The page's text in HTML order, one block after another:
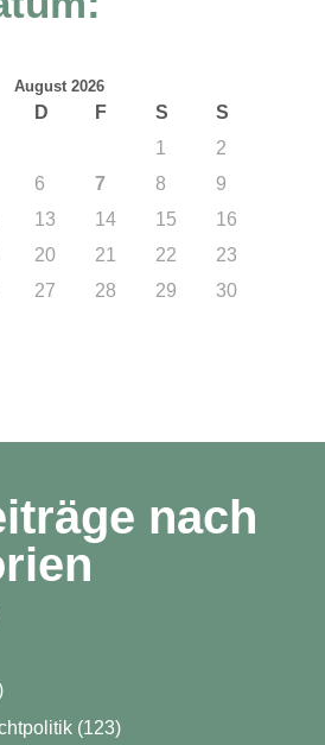
August 2026
D F S
S
1
2
6 7 8
9
13 14 15
16
20 21 22
23
27 28 29
30
nach
(123)